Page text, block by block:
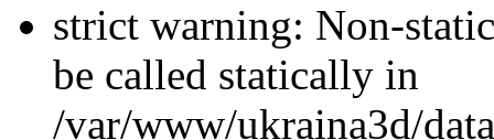
strict warning: Non-
be called statically in
/var/www/ukraina3d/